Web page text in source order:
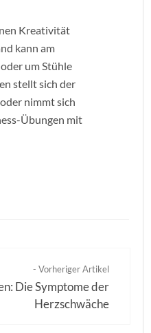
Kreativität
kann am
um Stühle
stellt sich der
nimmt sich
Übungen mit
- Vorheriger Artikel
Die Symptome der
Herzschwäche